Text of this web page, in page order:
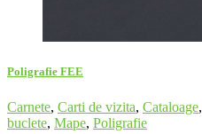
Poligrafie FEE
Carnete, Carti de vizita, Cataloage,
buclete, Mape, Poligrafie